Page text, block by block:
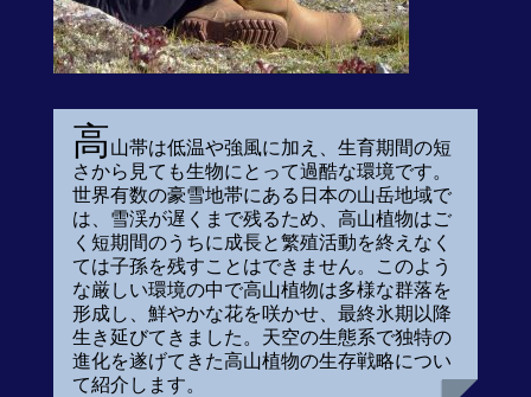
高山帯は低温や強風に加え、生育期間の短
さから見ても生物にとって過酷な環境です。
世界有数の豪雪地帯にある日本の山岳地域で
は、雪渓が遅くまで残るため、高山植物はご
く短期間のうちに成長と繁殖活動を終えなく
ては子孫を残すことはできません。このよう
な厳しい環境の中で高山植物は多様な群落を
形成し、鮮やかな花を咲かせ、最終氷期以降
生き延びてきました。天空の生態系で独特の
進化を遂げてきた高山植物の生存戦略につい
て紹介します。